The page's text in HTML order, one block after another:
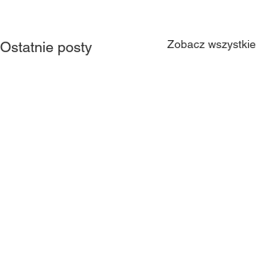
Ostatnie posty Zobacz wszystkie